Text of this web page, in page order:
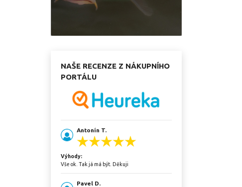
NAŠE RECENZE Z NÁKUPNÍHO
PORTÁLU
Antonín T.
Výhody:
Vše ok. Tak já má být. Děkuji
Pavel D.